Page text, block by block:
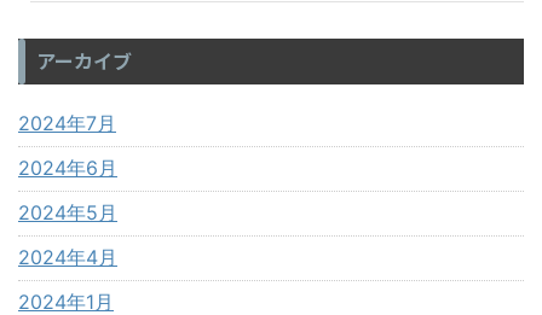
アーカイブ
2024年7月
2024年6月
2024年5月
2024年4月
2024年1月